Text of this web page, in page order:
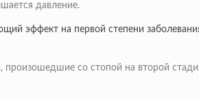
давление.
эффект на первой степени
произошедшие со стопой на второй